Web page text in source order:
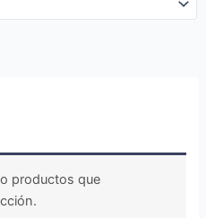
productos que